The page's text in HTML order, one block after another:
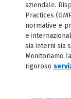
aziendale.
Practices
normative e
e
sia interni sia
Monitoriamo
rigoroso